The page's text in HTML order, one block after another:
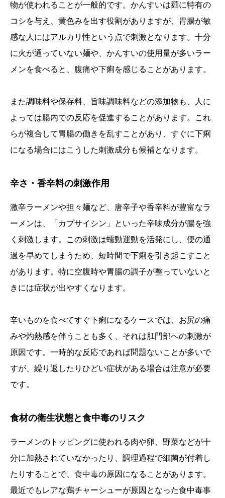
物が使われることが一般的です。かんすいは麺に特有の
コシを与え、黄色みを出す役割がありますが、胃腸が敏
感な人にはアルカリ性という点で刺激となります。十分
に火が通っていない麺や、かんすいの使用量が多いラー
メンを食べると、腹痛や下痢を感じることがあります。
また調味料や保存料、旨味調味料などの添加物も、人に
よっては腸内での反応を促進することがあります。これ
らが複合して胃腸の働きを乱すことがあり、すぐに下痢
になる場合にはこうした刺激成分も候補となります。
辛さ・香辛料の刺激作用
激辛ラーメンや担々麺など、唐辛子や香辛料が豊富なラ
ーメンは、「カプサイシン」といった辛味成分が腸を強
く刺激します。この刺激は蠕動運動を活発にし、便の通
過を早めてしまうため、短時間で下痢を引き起こすこと
があります。特に空腹時や胃腸の調子が整っていないと
きには症状が出やすくなります。
辛いものを食べてすぐ下痢になるケースでは、お尻の痛
みや灼熱感を伴うことも多く、それは肛門部への刺激が
原因です。一時的な反応であれば問題ないことが多いで
すが、繰り返したりひどい症状がある場合は注意が必要
です。
食材の衛生状態と食中毒のリスク
ラーメンのトッピングに使われる肉や卵、野菜などが十
分に加熱されていなかったり、調理過程で細菌が付着し
たりすることで、食中毒の原因になることがあります。
最近でもレアな鶏チャーシューが原因となった食中毒事